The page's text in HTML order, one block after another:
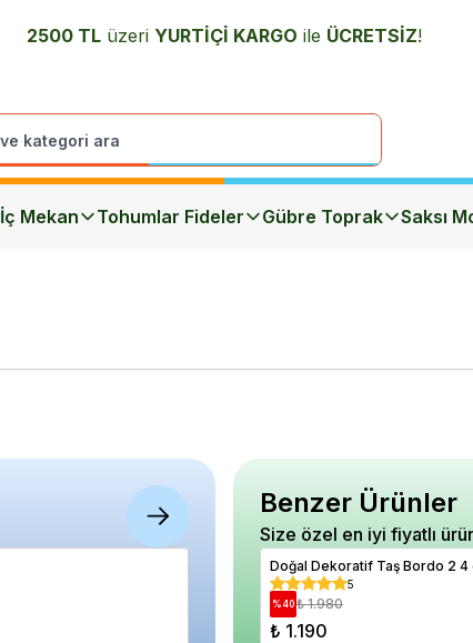
2500 TL üzeri YURTİÇİ KARGO ile ÜCRETSİZ!
İç Mekan Tohumlar Fideler Gübre Toprak Saksı
Mavi Taş 2 4 cm Paketli 1 Kilo
0
Benzer Ürünler
Size özel en iyi fiyatlı
Doğal
5
%40 ₺ 1.980
₺ 1.190